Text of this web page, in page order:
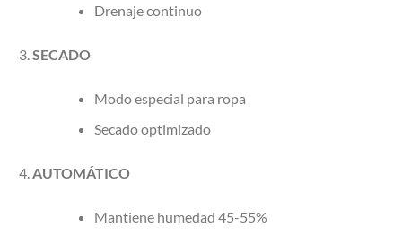
Drenaje continuo
SECADO
Modo especial para ropa
Secado optimizado
AUTOMÁTICO
Mantiene humedad 45-55%